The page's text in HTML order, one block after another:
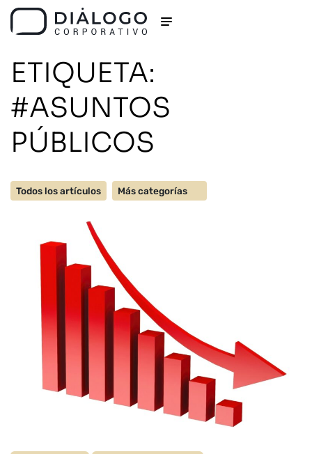
ETIQUETA:
#ASUNTOS
PÚBLICOS
Todos los artículos Más categorías